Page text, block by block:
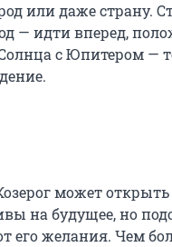
или даже страну.
— идти вперед,
с Юпитером —
может
на будущее, но
его желания. Чем